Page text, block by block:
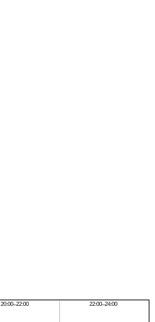
20:00–22:00 22:00–24:00